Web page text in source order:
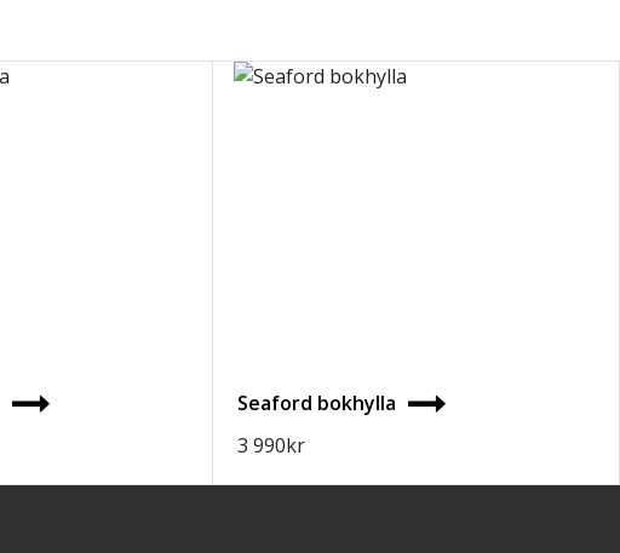
Seaford bokhylla
3 990kr